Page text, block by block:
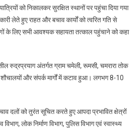
को निकालकर सुरक्षित स्थानों पर पहुंचा दिया गया
लेते हुए राहत और बचाव कार्यों को त्वरित गति से
के लिए सभी आवश्यक सहायता तत्काल पहुंचाने को कहा
रुद्रप्रयाग अंतर्गत ग्राम चमेली, रूमसी, चमरारा तोक
और संपर्क मार्गों में कटाव हुआ। लगभग 8-10
दलों को तुरंत सूचित करते हुए आपदा प्रभावित क्षेत्रों
लोक निर्माण विभाग, पुलिस विभाग एवं स्वास्थ्य